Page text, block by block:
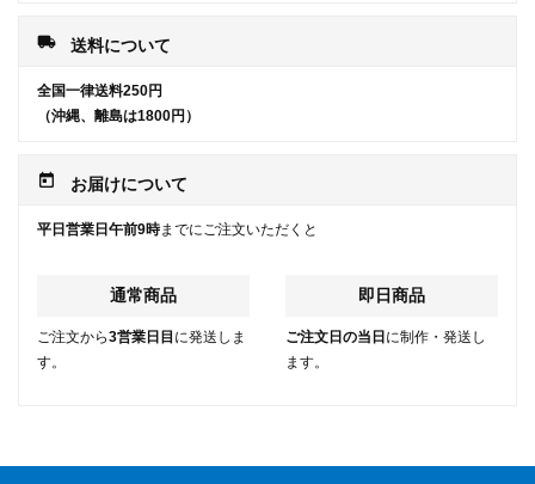
local_shipping 送料について
全国一律送料250円
（沖縄、離島は1800円）
today お届けについて
平日営業日午前9時までにご注文いただくと
通常商品
ご注文から3営業日目 に発送しま
す。
即日商品
ご注文日の当日 に制作・発送し
ます。